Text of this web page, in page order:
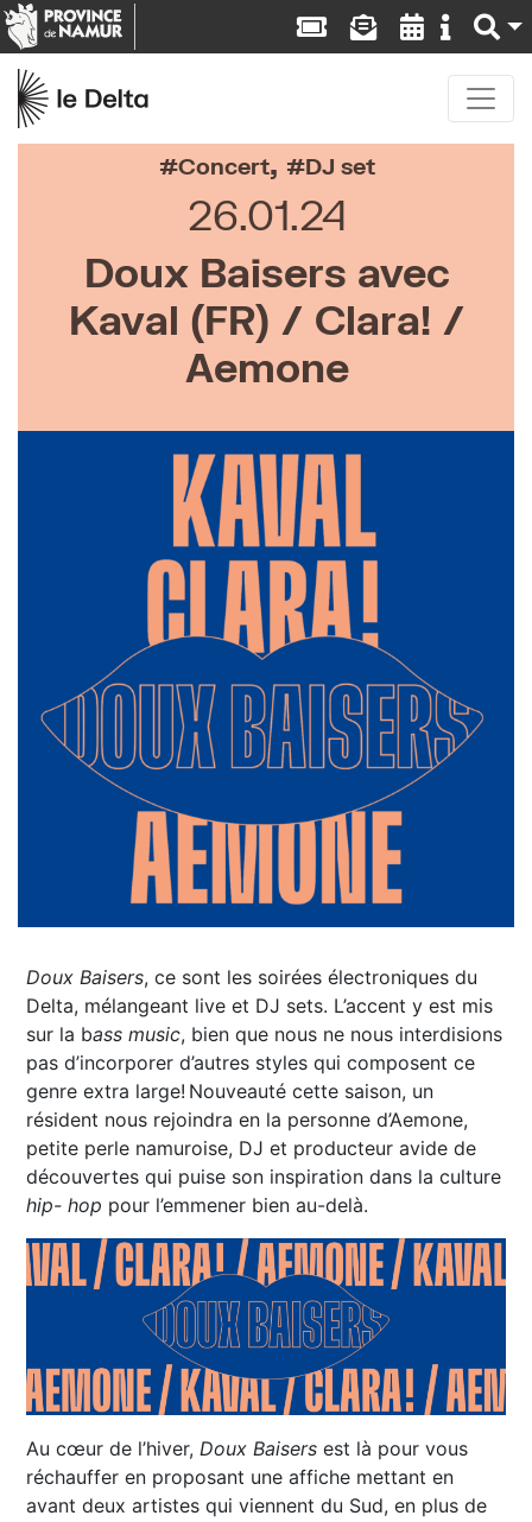
Concert, DJ set
26.01.24
Doux Baisers avec
Kaval (FR) / Clara! /
Aemone
Doux Baisers, ce sont les soirées électroniques du
Delta, mélangeant live et DJ sets. L’accent y est mis
sur la bass music, bien que nous ne nous interdisions
pas d’incorporer d’autres styles qui composent ce
genre extra large! Nouveauté cette saison, un
résident nous rejoindra en la personne d’Aemone,
petite perle namuroise, DJ et producteur avide de
découvertes qui puise son inspiration dans la culture
hip- hop pour l’emmener bien au-delà.
Au cœur de l’hiver, Doux Baisers est là pour vous
réchauffer en proposant une affiche mettant en
avant deux artistes qui viennent du Sud, en plus de